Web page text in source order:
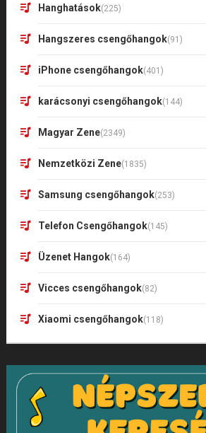
Hanghatások(225)
Hangszeres csengőhangok(91)
iPhone csengőhangok(401)
karácsonyi csengőhangok(144)
Magyar Zene(2349)
Nemzetközi Zene(1835)
Samsung csengőhangok(253)
Telefon Csengőhangok(145)
Üzenet Hangok(164)
Vicces csengőhangok(82)
Xiaomi csengőhangok(118)